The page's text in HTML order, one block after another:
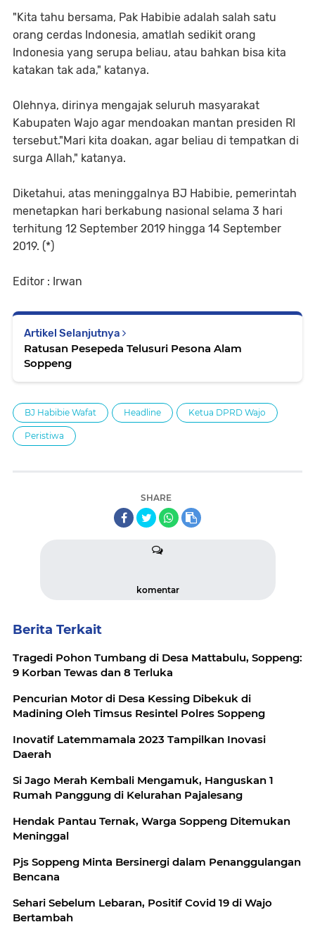
"Kita tahu bersama, Pak Habibie adalah salah satu
orang cerdas Indonesia, amatlah sedikit orang
Indonesia yang serupa beliau, atau bahkan bisa kita
katakan tak ada," katanya.
Olehnya, dirinya mengajak seluruh masyarakat
Kabupaten Wajo agar mendoakan mantan presiden RI
tersebut."Mari kita doakan, agar beliau di tempatkan di
surga Allah," katanya.
Diketahui, atas meninggalnya BJ Habibie, pemerintah
menetapkan hari berkabung nasional selama 3 hari
terhitung 12 September 2019 hingga 14 September
2019. (*)
Editor : Irwan
Artikel Selanjutnya
Ratusan Pesepeda Telusuri Pesona Alam
Soppeng
BJ Habibie Wafat Headline Ketua DPRD Wajo
Peristiwa
SHARE
komentar
Berita Terkait
Tragedi Pohon Tumbang di Desa Mattabulu, Soppeng:
9 Korban Tewas dan 8 Terluka
Pencurian Motor di Desa Kessing Dibekuk di
Madining Oleh Timsus Resintel Polres Soppeng
Inovatif Latemmamala 2023 Tampilkan Inovasi
Daerah
Si Jago Merah Kembali Mengamuk, Hanguskan 1
Rumah Panggung di Kelurahan Pajalesang
Hendak Pantau Ternak, Warga Soppeng Ditemukan
Meninggal
Pjs Soppeng Minta Bersinergi dalam Penanggulangan
Bencana
Sehari Sebelum Lebaran, Positif Covid 19 di Wajo
Bertambah